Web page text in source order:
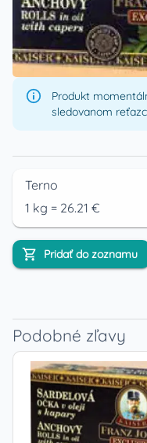
Produkt
sledovanom
Terno
1 kg = 26.21 €
Pridať do zoznamu
Podobné zľavy